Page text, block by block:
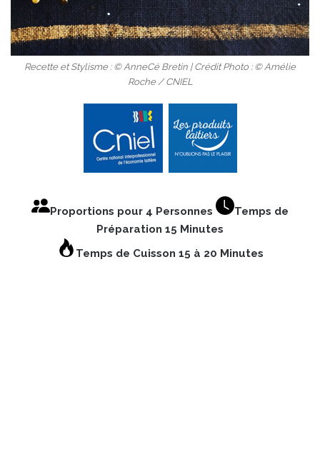
Recette et Stylisme : © AnneCé Bretin | Crédit Photo : © Amélie
Roche / CNIEL
Proportions pour 4 Personnes
Temps de
Préparation 15 Minutes
Temps de Cuisson 15 à 20 Minutes